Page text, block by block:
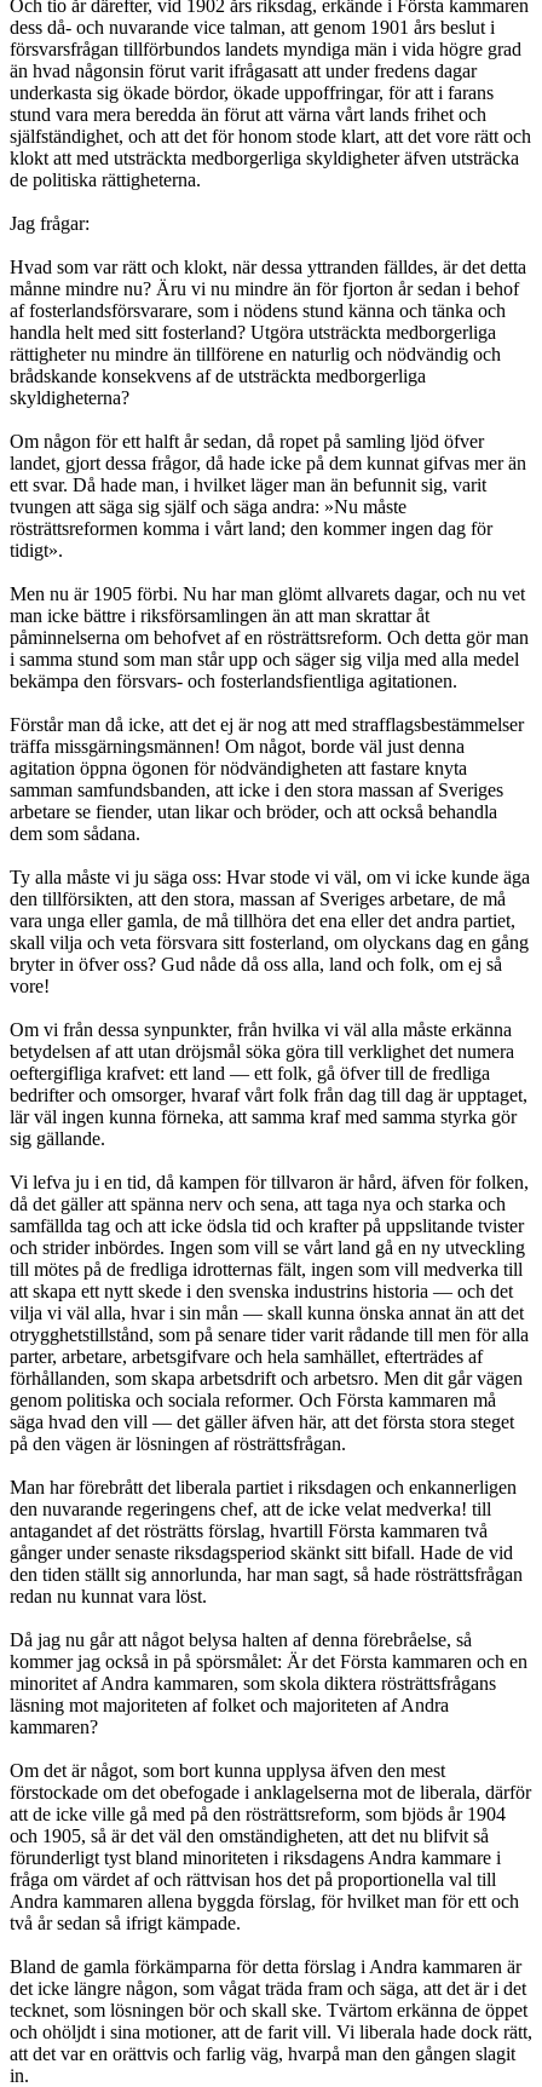
Och tio år därefter, vid 1902 års riksdag, erkände i Första kammaren
dess då- och nuvarande vice talman, att genom 1901 års beslut i
försvarsfrågan tillförbundos landets myndiga män i vida högre grad
än hvad någonsin förut varit ifrågasatt att under fredens dagar
underkasta sig ökade bördor, ökade uppoffringar, för att i farans
stund vara mera beredda än förut att värna vårt lands frihet och
själfständighet, och att det för honom stode klart, att det vore rätt och
klokt att med utsträckta medborgerliga skyldigheter äfven utsträcka
de politiska rättigheterna.
Jag frågar:
Hvad som var rätt och klokt, när dessa yttranden fälldes, är det detta
månne mindre nu? Äru vi nu mindre än för fjorton år sedan i behof
af fosterlandsförsvarare, som i nödens stund känna och tänka och
handla helt med sitt fosterland? Utgöra utsträckta medborgerliga
rättigheter nu mindre än tillförene en naturlig och nödvändig och
brådskande konsekvens af de utsträckta medborgerliga
skyldigheterna?
Om någon för ett halft år sedan, då ropet på samling ljöd öfver
landet, gjort dessa frågor, då hade icke på dem kunnat gifvas mer än
ett svar. Då hade man, i hvilket läger man än befunnit sig, varit
tvungen att säga sig själf och säga andra: »Nu måste
rösträttsreformen komma i vårt land; den kommer ingen dag för
tidigt».
Men nu är 1905 förbi. Nu har man glömt allvarets dagar, och nu vet
man icke bättre i riksförsamlingen än att man skrattar åt
påminnelserna om behofvet af en rösträttsreform. Och detta gör man
i samma stund som man står upp och säger sig vilja med alla medel
bekämpa den försvars- och fosterlandsfientliga agitationen.
Förstår man då icke, att det ej är nog att med strafflagsbestämmelser
träffa missgärningsmännen! Om något, borde väl just denna
agitation öppna ögonen för nödvändigheten att fastare knyta
samman samfundsbanden, att icke i den stora massan af Sveriges
arbetare se fiender, utan likar och bröder, och att också behandla
dem som sådana.
Ty alla måste vi ju säga oss: Hvar stode vi väl, om vi icke kunde äga
den tillförsikten, att den stora, massan af Sveriges arbetare, de må
vara unga eller gamla, de må tillhöra det ena eller det andra partiet,
skall vilja och veta försvara sitt fosterland, om olyckans dag en gång
bryter in öfver oss? Gud nåde då oss alla, land och folk, om ej så
vore!
Om vi från dessa synpunkter, från hvilka vi väl alla måste erkänna
betydelsen af att utan dröjsmål söka göra till verklighet det numera
oeftergifliga krafvet: ett land — ett folk, gå öfver till de fredliga
bedrifter och omsorger, hvaraf vårt folk från dag till dag är upptaget,
lär väl ingen kunna förneka, att samma kraf med samma styrka gör
sig gällande.
Vi lefva ju i en tid, då kampen för tillvaron är hård, äfven för folken,
då det gäller att spänna nerv och sena, att taga nya och starka och
samfällda tag och att icke ödsla tid och krafter på uppslitande tvister
och strider inbördes. Ingen som vill se vårt land gå en ny utveckling
till mötes på de fredliga idrotternas fält, ingen som vill medverka till
att skapa ett nytt skede i den svenska industrins historia — och det
vilja vi väl alla, hvar i sin mån — skall kunna önska annat än att det
otrygghetstillstånd, som på senare tider varit rådande till men för alla
parter, arbetare, arbetsgifvare och hela samhället, efterträdes af
förhållanden, som skapa arbetsdrift och arbetsro. Men dit går vägen
genom politiska och sociala reformer. Och Första kammaren må
säga hvad den vill — det gäller äfven här, att det första stora steget
på den vägen är lösningen af rösträttsfrågan.
Man har förebrått det liberala partiet i riksdagen och enkannerligen
den nuvarande regeringens chef, att de icke velat medverka! till
antagandet af det rösträtts förslag, hvartill Första kammaren två
gånger under senaste riksdagsperiod skänkt sitt bifall. Hade de vid
den tiden ställt sig annorlunda, har man sagt, så hade rösträttsfrågan
redan nu kunnat vara löst.
Då jag nu går att något belysa halten af denna förebråelse, så
kommer jag också in på spörsmålet: Är det Första kammaren och en
minoritet af Andra kammaren, som skola diktera rösträttsfrågans
läsning mot majoriteten af folket och majoriteten af Andra
kammaren?
Om det är något, som bort kunna upplysa äfven den mest
förstockade om det obefogade i anklagelserna mot de liberala, därför
att de icke ville gå med på den rösträttsreform, som bjöds år 1904
och 1905, så är det väl den omständigheten, att det nu blifvit så
förunderligt tyst bland minoriteten i riksdagens Andra kammare i
fråga om värdet af och rättvisan hos det på proportionella val till
Andra kammaren allena byggda förslag, för hvilket man för ett och
två år sedan så ifrigt kämpade.
Bland de gamla förkämparna för detta förslag i Andra kammaren är
det icke längre någon, som vågat träda fram och säga, att det är i det
tecknet, som lösningen bör och skall ske. Tvärtom erkänna de öppet
och ohöljdt i sina motioner, att de farit vill. Vi liberala hade dock rätt,
att det var en orättvis och farlig väg, hvarpå man den gången slagit
in.